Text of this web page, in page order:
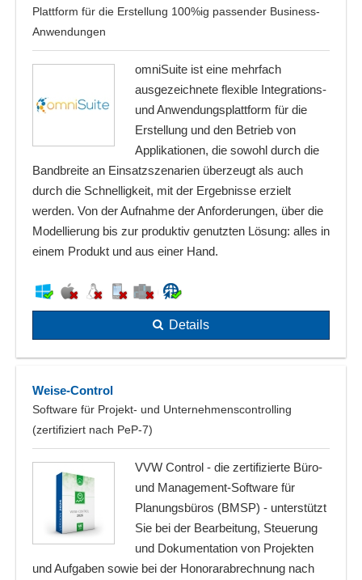
Plattform für die Erstellung 100%ig passender Business-
Anwendungen
omniSuite ist eine mehrfach
ausgezeichnete flexible Integrations-
und Anwendungsplattform für die
Erstellung und den Betrieb von
Applikationen, die sowohl durch die
Bandbreite an Einsatzszenarien überzeugt als auch
durch die Schnelligkeit, mit der Ergebnisse erzielt
werden. Von der Aufnahme der Anforderungen, über die
Modellierung bis zur produktiv genutzten Lösung: alles in
einem Produkt und aus einer Hand.
Details
Weise-Control
Software für Projekt- und Unternehmenscontrolling
(zertifiziert nach PeP-7)
VVW Control - die zertifizierte Büro-
und Management-Software für
Planungsbüros (BMSP) - unterstützt
Sie bei der Bearbeitung, Steuerung
und Dokumentation von Projekten
und Aufgaben sowie bei der Honorarabrechnung nach